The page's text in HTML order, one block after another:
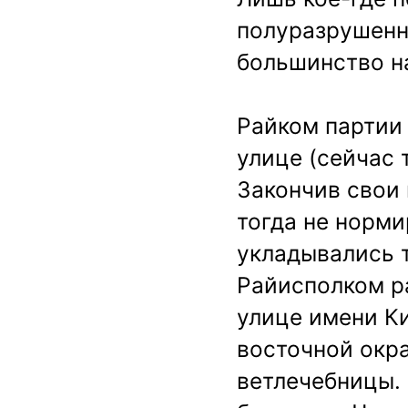
большинство
Райком
улице (сейчас
Закончив
тогда не
укладывались
Райисполком
улице имени
восточной
ветлечебницы.